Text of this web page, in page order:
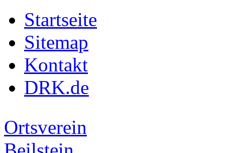
Startseite
Sitemap
Kontakt
DRK.de
Ortsverein